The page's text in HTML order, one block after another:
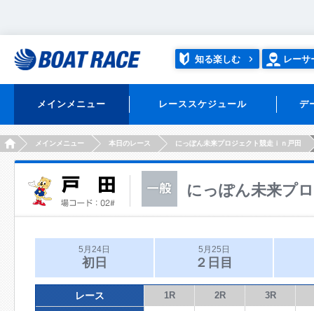
知る楽しむ レーサ
メインメニュー レーススケジュール デ
HOMEメインメニュー 本日のレース にっぽん未来プロジェクト競走ｉｎ戸田
にっぽん未来プ
5月24日
初日
5月25日
２日目
レース 1R 2R 3R